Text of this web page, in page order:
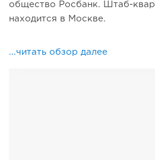
общество Росбанк. Штаб-
находится в Москве.
...читать обзор далее